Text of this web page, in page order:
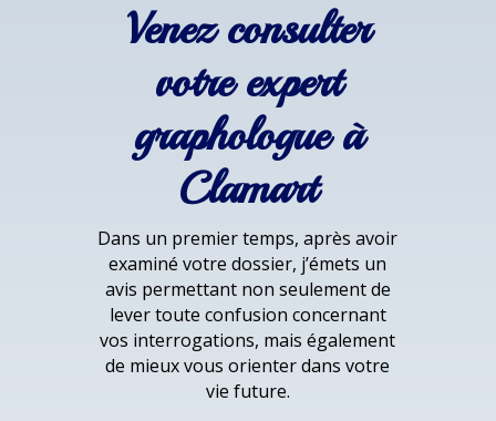
Venez consulter
votre expert
graphologue à
Clamart
Dans un premier temps, après avoir
examiné votre dossier, j’émets un
avis permettant non seulement de
lever toute confusion concernant
vos interrogations, mais également
de mieux vous orienter dans votre
vie future.